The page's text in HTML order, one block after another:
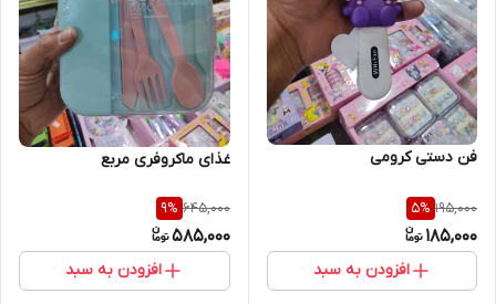
فن دستی کرومی
195,000
5%
185,000
افزودن به سبد
غذای ماکروفری مربع
645,000
9%
585,000
افزودن به سبد